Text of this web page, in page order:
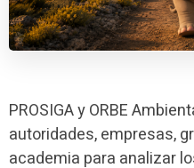
PROSIGA y ORBE
autoridades, empresas,
academia para analizar